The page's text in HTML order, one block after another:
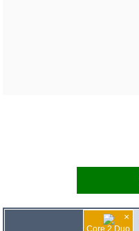
×
Core 2 Duo